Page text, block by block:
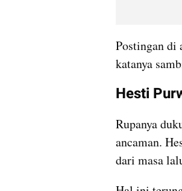
Postingan di
katanya
Hesti
Rupanya
ancaman.
dari masa